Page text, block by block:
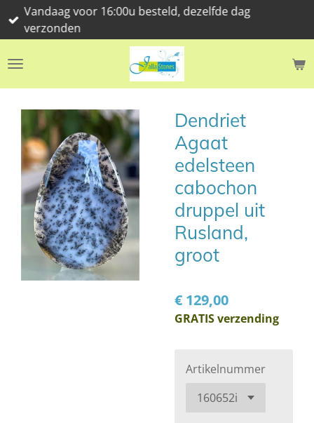
Ga
direct
de
Vandaag voor 16:00u besteld, dezelfde dag
verzonden
Dendriet
Agaat
edelsteen
cabochon
druppel uit
Rusland,
groot
€ 129,00
GRATIS verzending
Artikelnummer